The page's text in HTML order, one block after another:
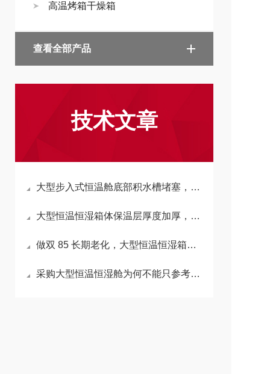
高温烤箱干燥箱
查看全部产品
技术文章
大型步入式恒温舱底部积水槽堵塞，会反向拉高箱内湿度吗？
大型恒温恒湿箱体保温层厚度加厚，会延长升降温时长吗？
做双 85 长期老化，大型恒温恒湿箱加湿水箱材质怎么选不析出杂质？
采购大型恒温恒湿舱为何不能只参考小型箱温湿度精度标准？